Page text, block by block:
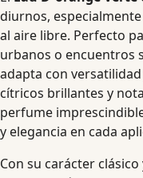
diurnos,
al aire libre. Perfecto
urbanos o encuentros
adapta con
cítricos brillantes y
perfume
y elegancia en cada
Con su carácter